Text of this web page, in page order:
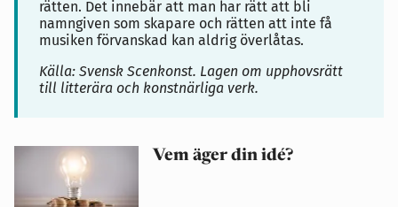
rätten. Det innebär att man har rätt att bli
namngiven som skapare och rätten att inte få
musiken förvanskad kan aldrig överlåtas.
Källa: Svensk Scenkonst. Lagen om upphovsrätt
till litterära och konstnärliga verk.
Vem äger din idé?